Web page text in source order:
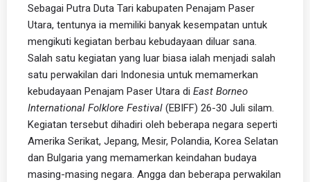
Sebagai Putra Duta Tari kabupaten Penajam Paser
Utara, tentunya ia memiliki banyak kesempatan untuk
mengikuti kegiatan berbau kebudayaan diluar sana.
Salah satu kegiatan yang luar biasa ialah menjadi salah
satu perwakilan dari Indonesia untuk memamerkan
kebudayaan Penajam Paser Utara di East Borneo
International Folklore Festival (EBIFF) 26-30 Juli silam.
Kegiatan tersebut dihadiri oleh beberapa negara seperti
Amerika Serikat, Jepang, Mesir, Polandia, Korea Selatan
dan Bulgaria yang memamerkan keindahan budaya
masing-masing negara. Angga dan beberapa perwakilan